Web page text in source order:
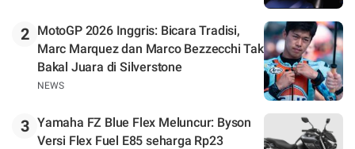
2
MotoGP 2026 Inggris: Bicara Tradisi,
Marc Marquez dan Marco Bezzecchi Tak
Bakal Juara di Silverstone
NEWS
3 Yamaha FZ Blue Flex Meluncur: Byson
Versi Flex Fuel E85 seharga Rp23